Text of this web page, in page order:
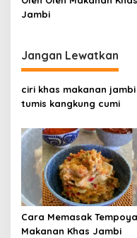
Jambi
Jangan Lewatkan
ciri khas makanan jambi
tumis kangkung cumi
Cara Memasak
Makanan Khas Jambi